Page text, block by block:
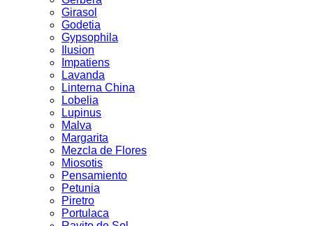
Girasol
Godetia
Gypsophila
Ilusion
Impatiens
Lavanda
Linterna China
Lobelia
Lupinus
Malva
Margarita
Mezcla de Flores
Miosotis
Pensamiento
Petunia
Piretro
Portulaca